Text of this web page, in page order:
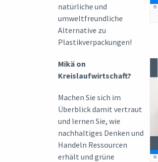
natürliche und
umweltfreundliche
Alternative zu
Plastikverpackungen!
Mikä on
Kreislaufwirtschaft?
Machen Sie sich im
Überblick damit vertraut
und lernen Sie, wie
nachhaltiges Denken und
Handeln Ressourcen
erhält und grüne